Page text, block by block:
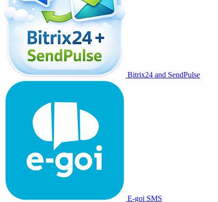
Bitrix24 and SendPulse
E-goi SMS